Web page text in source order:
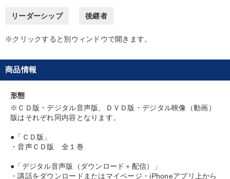
モノづくり デザイン 健康・ウェルビーイング
感動講話 企業再建 早わかり
local_offer タグから探す
すべての音声・動画（全2077タイトル）からお探しいただけます
リーダーシップ 後継者
※クリックすると別ウィンドウで開きます。
商品情報
形態
※ＣＤ版・デジタル音声版、ＤＶＤ版・デジタル映像（動画）
版はそれぞれ同内容となります。
●「ＣＤ版」
・音声ＣＤ版 全１巻
●「デジタル音声版（ダウンロード＋配信）」
・講話をダウンロードまたはマイページ・iPhoneアプリ上から